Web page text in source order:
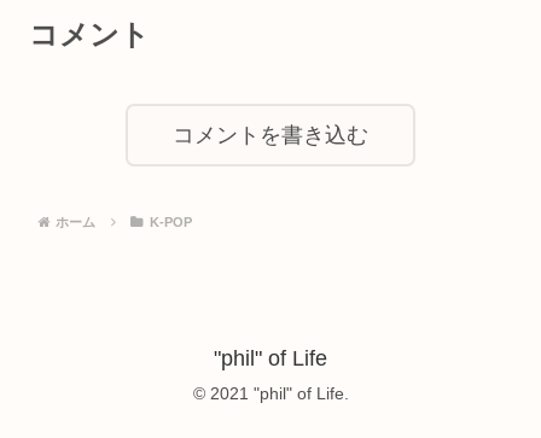
コメント
コメントを書き込む
ホーム K-POP
"phil" of Life
© 2021 "phil" of Life.